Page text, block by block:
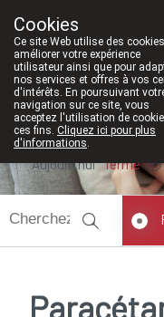
Aujourd'hui fermé
Cookies
Ce site Web utilise des
améliorer votre expérience
utilisateur ainsi que pour
nos services et offres à vos
d'intérêts. En poursuivant
navigation sur ce site, vous
acceptez l'utilisation de
ces fins. Cliquez ici pour plus
d'informations.